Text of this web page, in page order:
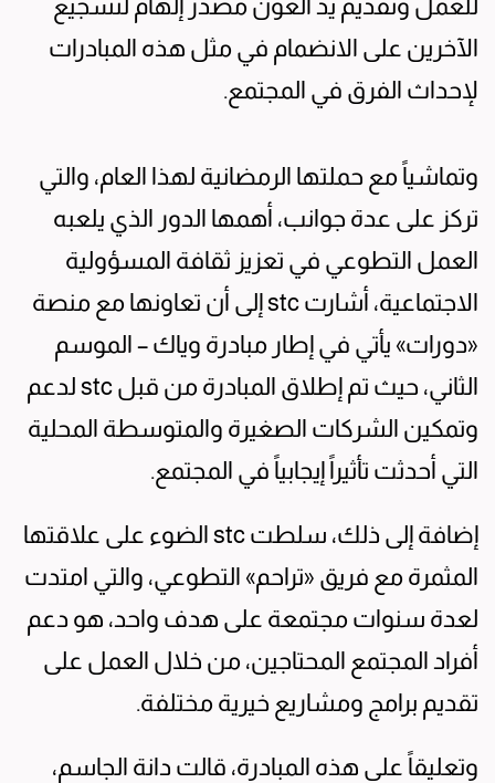
للعمل وتقديم يد العون مصدر إلهام لتشجيع
الآخرين على الانضمام في مثل هذه المبادرات
لإحداث الفرق في المجتمع.
وتماشياً مع حملتها الرمضانية لهذا العام، والتي
تركز على عدة جوانب، أهمها الدور الذي يلعبه
العمل التطوعي في تعزيز ثقافة المسؤولية
الاجتماعية، أشارت stc إلى أن تعاونها مع منصة
«دورات» يأتي في إطار مبادرة وياك – الموسم
الثاني، حيث تم إطلاق المبادرة من قبل stc لدعم
وتمكين الشركات الصغيرة والمتوسطة المحلية
التي أحدثت تأثيراً إيجابياً في المجتمع.
إضافة إلى ذلك، سلطت stc الضوء على علاقتها
المثمرة مع فريق «تراحم» التطوعي، والتي امتدت
لعدة سنوات مجتمعة على هدف واحد، هو دعم
أفراد المجتمع المحتاجين، من خلال العمل على
تقديم برامج ومشاريع خيرية مختلفة.
وتعليقاً على هذه المبادرة، قالت دانة الجاسم،